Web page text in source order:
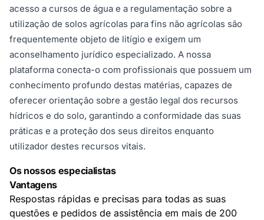
acesso a cursos de água e a regulamentação sobre a
utilização de solos agrícolas para fins não agrícolas são
frequentemente objeto de litígio e exigem um
aconselhamento jurídico especializado. A nossa
plataforma conecta-o com profissionais que possuem um
conhecimento profundo destas matérias, capazes de
oferecer orientação sobre a gestão legal dos recursos
hídricos e do solo, garantindo a conformidade das suas
práticas e a proteção dos seus direitos enquanto
utilizador destes recursos vitais.
Os nossos especialistas
Vantagens
Respostas rápidas e precisas para todas as suas
questões e pedidos de assistência em mais de 200